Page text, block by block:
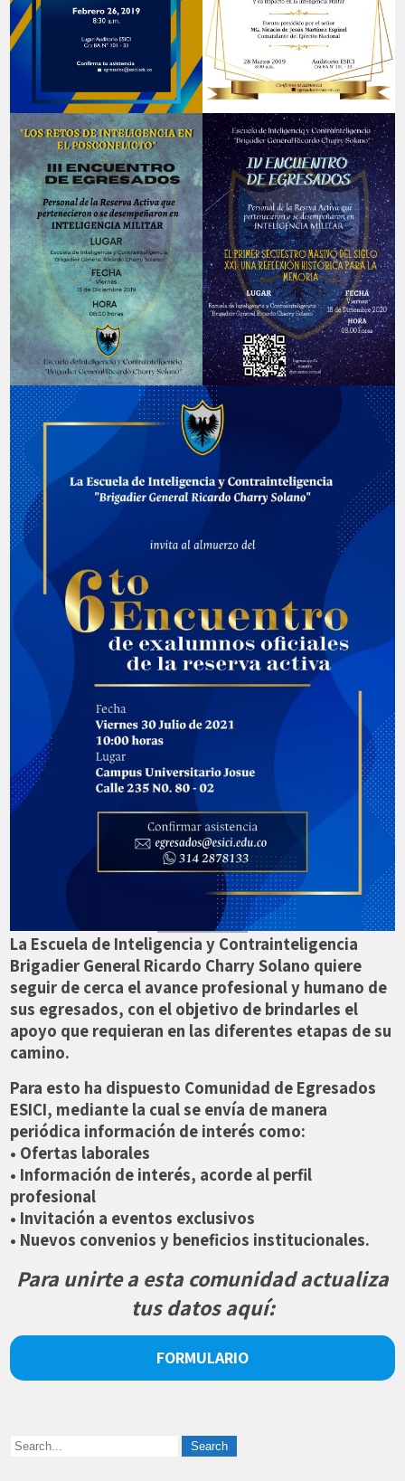
La Escuela de Inteligencia y Contrainteligencia
Brigadier General Ricardo Charry Solano quiere
seguir de cerca el avance profesional y humano de
sus egresados, con el objetivo de brindarles el
apoyo que requieran en las diferentes etapas de su
camino.
Para esto ha dispuesto Comunidad de Egresados
ESICI, mediante la cual se envía de manera
periódica información de interés como:
• Ofertas laborales
• Información de interés, acorde al perfil
profesional
• Invitación a eventos exclusivos
• Nuevos convenios y beneficios institucionales.
Para unirte a esta comunidad actualiza
tus datos aquí:
FORMULARIO